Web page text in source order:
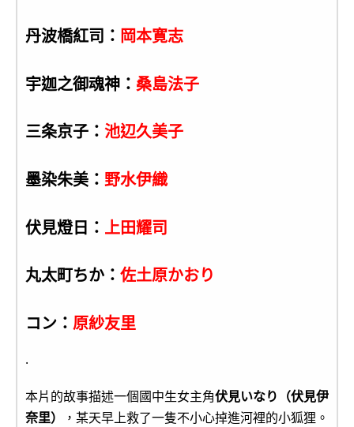
丹波橋紅司： 岡本寛志
宇迦之御魂神： 桑島法子
三条京子： 池辺久美子
墨染朱美： 野水伊織
伏見燈日： 上田耀司
丸太町ちか： 佐土原かおり
コン： 原紗友里
.
本片的故事描述一個國中生女主角伏見いなり（伏見伊
奈里）
，某天早上救了一隻不小心掉進河裡的小狐狸。